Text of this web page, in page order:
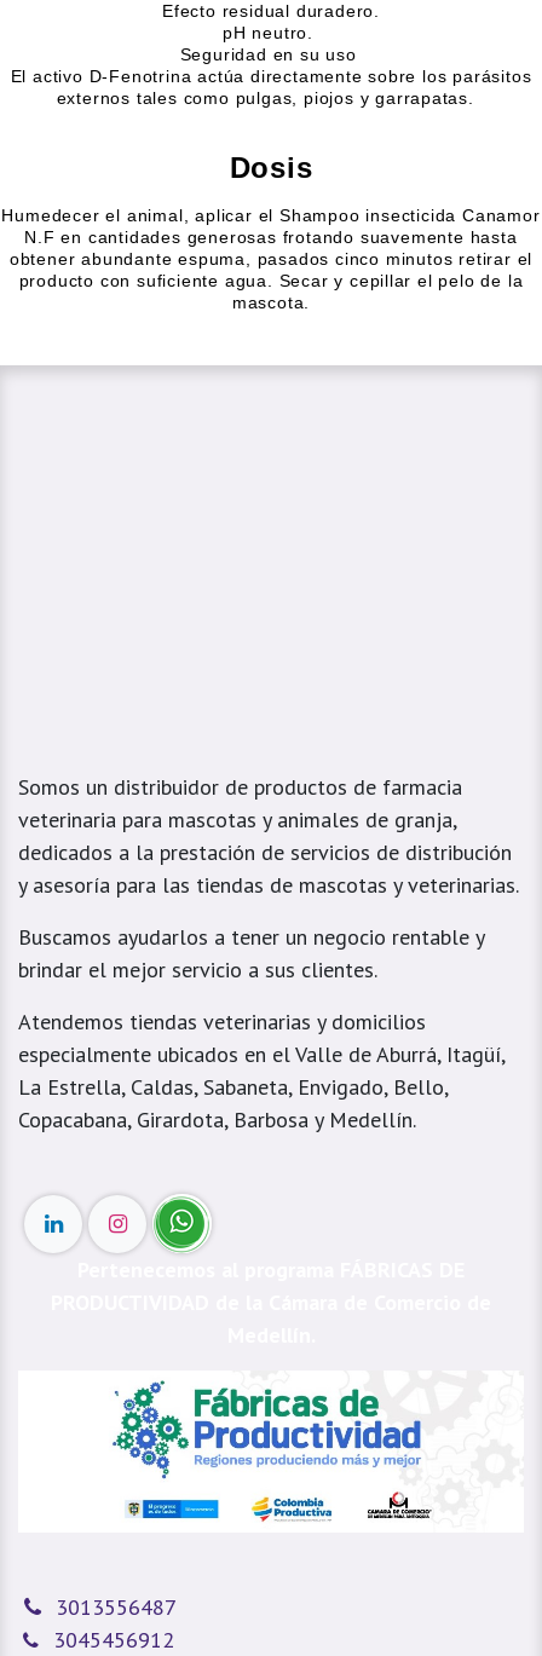
Efecto residual duradero.
pH neutro.
Seguridad en su uso
El activo D-Fenotrina actúa directamente sobre los parásitos
externos tales como pulgas, piojos y garrapatas.
Dosis
Humedecer el animal, aplicar el Shampoo insecticida Canamor
N.F en cantidades generosas frotando suavemente hasta
obtener abundante espuma, pasados cinco minutos retirar el
producto con suficiente agua. Secar y cepillar el pelo de la
mascota.
Somos un distribuidor de productos de farmacia
veterinaria para mascotas y animales de granja,
dedicados a la prestación de servicios de distribución
y asesoría para las tiendas de mascotas y veterinarias.
Buscamos ayudarlos a tener un negocio rentable y
brindar el mejor servicio a sus clientes.
Atendemos tiendas veterinarias y domicilios
especialmente ubicados en el Valle de Aburrá, Itagüí,
La Estrella, Caldas, Sabaneta, Envigado, Bello,
Copacabana, Girardota, Barbosa y Medellín.
3013556487
3045456912